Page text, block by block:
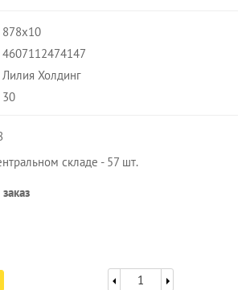
878х10
4607112474147
Лилия Холдинг
30
складе - 57 шт.